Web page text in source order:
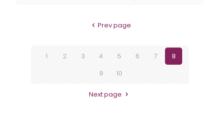
Prev page
1 2 3 4 5 6 7
8
9
10
Next page